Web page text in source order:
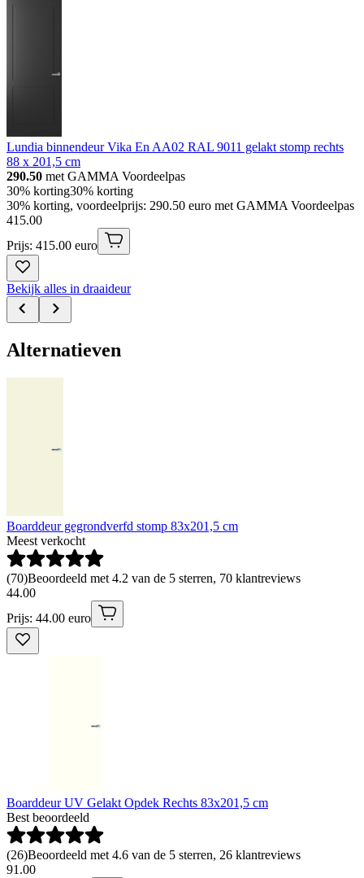
Lundia binnendeur Vika En AA02 RAL 9011 gelakt stomp rechts
88 x 201,5 cm
290.50 met GAMMA Voordeelpas
30% korting30% korting
30% korting, voordeelprijs: 290.50 euro met GAMMA Voordeelpas
415.00
Prijs: 415.00 euro
Bekijk alles in draaideur
Alternatieven
Boarddeur gegrondverfd stomp 83x201,5 cm
Meest verkocht
(70)Beoordeeld met 4.2 van de 5 sterren, 70 klantreviews
44.00
Prijs: 44.00 euro
Boarddeur UV Gelakt Opdek Rechts 83x201,5 cm
Best beoordeeld
(26)Beoordeeld met 4.6 van de 5 sterren, 26 klantreviews
91 .00